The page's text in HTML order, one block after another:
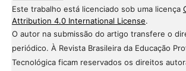
Este trabalho está licenciado sob uma licença
Attribution 4.0 International License.
O autor na submissão do artigo transfere o
periódico. À Revista Brasileira da Educação
Tecnológica ficam reservados os direitos